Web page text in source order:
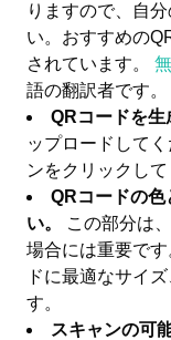
りますので、自
い。おすすめの
されています。
語の翻訳者です。
QRコードを生
ップロードして
ンをクリックして
QRコードの色
い。
この部分は
場合には重要です
ドに最適なサイ
す。
スキャンの可